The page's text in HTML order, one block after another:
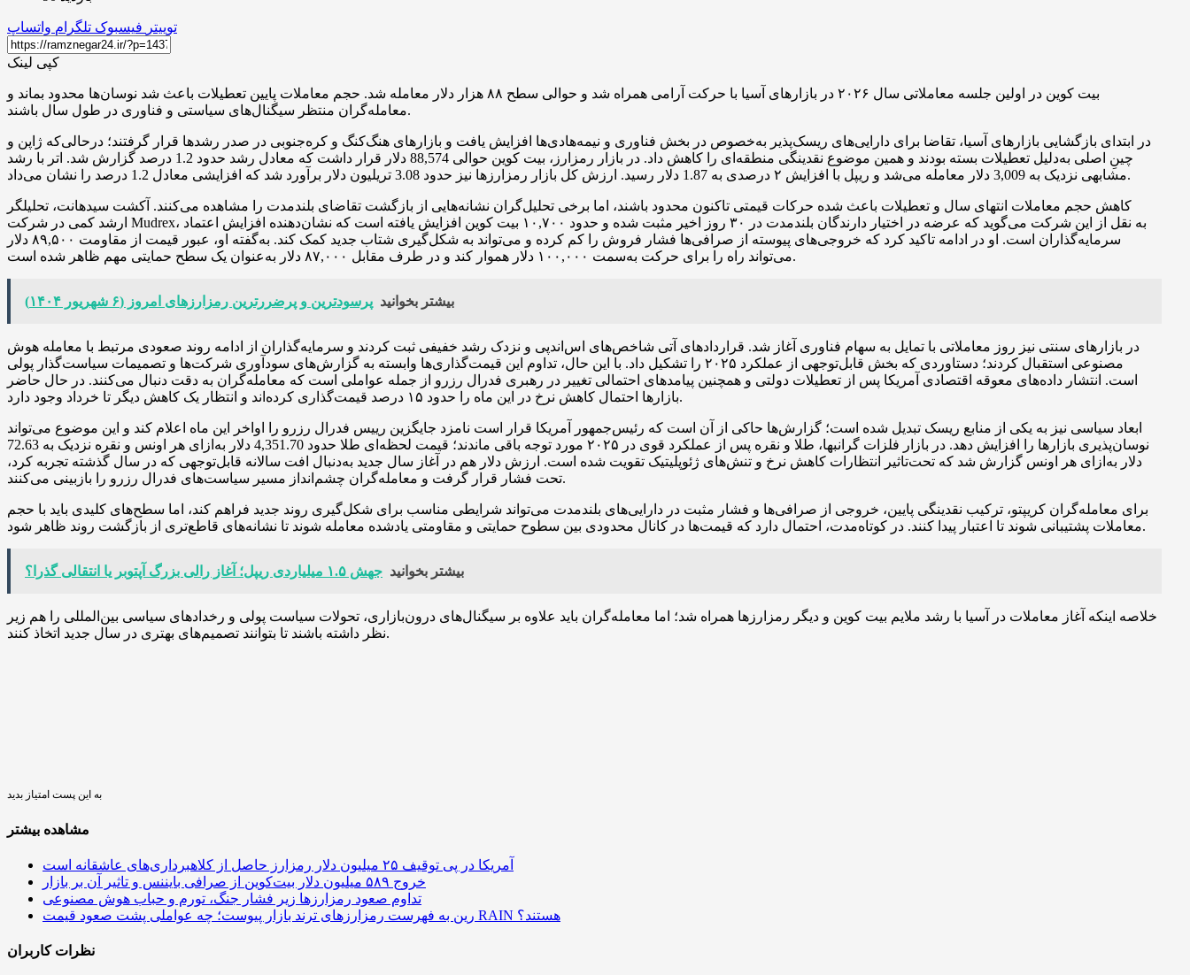
توییتر فیسبوک تلگرام واتساپ
کپی لینک
بیت کوین در اولین جلسه معاملاتی سال ۲۰۲۶ در بازارهای آسیا با حرکت آرامی همراه شد و حوالی سطح ۸۸ هزار دلار معامله شد. حجم معاملات پایین تعطیلات باعث شد نوسان‌ها محدود بماند و
معامله‌گران منتظر سیگنال‌های سیاستی و فناوری در طول سال باشند.
در ابتدای بازگشایی بازارهای آسیا، تقاضا برای دارایی‌های ریسک‌پذیر به‌خصوص در بخش فناوری و نیمه‌هادی‌ها افزایش یافت و بازارهای هنگ‌کنگ و کره‌جنوبی در صدر رشدها قرار گرفتند؛ درحالی‌که ژاپن و
چینِ اصلی به‌دلیل تعطیلات بسته بودند و همین موضوع نقدینگی منطقه‌ای را کاهش داد. در بازار رمزارز، بیت کوین حوالی 88,574 دلار قرار داشت که معادل رشد حدود 1.2 درصد گزارش شد. اتر با رشد
مشابهی نزدیک به 3,009 دلار معامله می‌شد و ریپل با افزایش ۲ درصدی به 1.87 دلار رسید. ارزش کل بازار رمزارزها نیز حدود 3.08 تریلیون دلار برآورد شد که افزایشی معادل 1.2 درصد را نشان می‌داد.
کاهش حجم معاملات انتهای سال و تعطیلات باعث شده حرکات قیمتی تاکنون محدود باشند، اما برخی تحلیل‌گران نشانه‌هایی از بازگشت تقاضای بلندمدت را مشاهده می‌کنند. آکشت سیدهانت، تحلیلگر
ارشد کمی در شرکت Mudrex، به نقل از این شرکت می‌گوید که عرضه در اختیار دارندگان بلندمدت در ۳۰ روز اخیر مثبت شده و حدود ۱۰,۷۰۰ بیت کوین افزایش یافته است که نشان‌دهنده افزایش اعتماد
سرمایه‌گذاران است. او در ادامه تاکید کرد که خروجی‌های پیوسته از صرافی‌ها فشار فروش را کم کرده و می‌تواند به شکل‌گیری شتاب جدید کمک کند. به‌گفته او، عبور قیمت از مقاومت ۸۹,۵۰۰ دلار
می‌تواند راه را برای حرکت به‌سمت ۱۰۰,۰۰۰ دلار هموار کند و در طرف مقابل ۸۷,۰۰۰ دلار به‌عنوان یک سطح حمایتی مهم ظاهر شده است.
بیشتر بخوانید پرسودترین و پرضررترین رمزارزهای امروز (۶ شهریور ۱۴۰۴)
در بازارهای سنتی نیز روز معاملاتی با تمایل به سهام فناوری آغاز شد. قراردادهای آتی شاخص‌های اس‌اندپی و نزدک رشد خفیفی ثبت کردند و سرمایه‌گذاران از ادامه روند صعودی مرتبط با معامله هوش
مصنوعی استقبال کردند؛ دستاوردی که بخش قابل‌توجهی از عملکرد ۲۰۲۵ را تشکیل داد. با این حال، تداوم این قیمت‌گذاری‌ها وابسته به گزارش‌های سودآوری شرکت‌ها و تصمیمات سیاست‌گذار پولی
است. انتشار داده‌های معوقه اقتصادی آمریکا پس از تعطیلات دولتی و همچنین پیامدهای احتمالی تغییر در رهبری فدرال رزرو از جمله عواملی است که معامله‌گران به دقت دنبال می‌کنند. در حال حاضر
بازارها احتمال کاهش نرخ در این ماه را حدود ۱۵ درصد قیمت‌گذاری کرده‌اند و انتظار یک کاهش دیگر تا خرداد وجود دارد.
ابعاد سیاسی نیز به یکی از منابع ریسک تبدیل شده است؛ گزارش‌ها حاکی از آن است که رئیس‌جمهور آمریکا قرار است نامزد جایگزین رییس فدرال رزرو را اواخر این ماه اعلام کند و این موضوع می‌تواند
نوسان‌پذیری بازارها را افزایش دهد. در بازار فلزات گرانبها، طلا و نقره پس از عملکرد قوی در ۲۰۲۵ مورد توجه باقی ماندند؛ قیمت لحظه‌ای طلا حدود 4,351.70 دلار به‌ازای هر اونس و نقره نزدیک به 72.63
دلار به‌ازای هر اونس گزارش شد که تحت‌تاثیر انتظارات کاهش نرخ و تنش‌های ژئوپلیتیک تقویت شده است. ارزش دلار هم در آغاز سال جدید به‌دنبال افت سالانه قابل‌توجهی که در سال گذشته تجربه کرد،
تحت فشار قرار گرفت و معامله‌گران چشم‌انداز مسیر سیاست‌های فدرال رزرو را بازبینی می‌کنند.
برای معامله‌گران کریپتو، ترکیب نقدینگی پایین، خروجی از صرافی‌ها و فشار مثبت در دارایی‌های بلندمدت می‌تواند شرایطی مناسب برای شکل‌گیری روند جدید فراهم کند، اما سطح‌های کلیدی باید با حجم
معاملات پشتیبانی شوند تا اعتبار پیدا کنند. در کوتاه‌مدت، احتمال دارد که قیمت‌ها در کانال محدودی بین سطوح حمایتی و مقاومتی یادشده معامله شوند تا نشانه‌های قاطع‌تری از بازگشت روند ظاهر شود.
بیشتر بخوانید جهش ۱.۵ میلیاردی ریپل؛ آغاز رالی بزرگ آپتوبر یا انتقالی گذرا؟
خلاصه اینکه آغاز معاملات در آسیا با رشد ملایم بیت کوین و دیگر رمزارزها همراه شد؛ اما معامله‌گران باید علاوه بر سیگنال‌های درون‌بازاری، تحولات سیاست پولی و رخدادهای سیاسی بین‌المللی را هم زیر
نظر داشته باشند تا بتوانند تصمیم‌های بهتری در سال جدید اتخاذ کنند.
به این پست امتیاز بدید
مشاهده بیشتر
آمریکا در پی توقیف ۲۵ میلیون دلار رمزارز حاصل از کلاهبرداری‌های عاشقانه است
خروج ۵۸۹ میلیون دلار بیت‌کوین از صرافی بایننس و تاثیر آن بر بازار
تداوم صعود رمزارزها زیر فشار جنگ، تورم و حباب هوش مصنوعی
رین به فهرست رمزارزهای ترند بازار پیوست؛ چه عواملی پشت صعود قیمت RAIN هستند؟
نظرات کاربران